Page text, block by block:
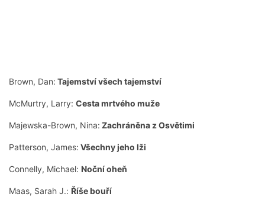
Brown, Dan: Tajemství všech tajemství
McMurtry, Larry: Cesta mrtvého muže
Majewska-Brown, Nina: Zachráněna z Osvětimi
Patterson, James: Všechny jeho lži
Connelly, Michael: Noční oheň
Maas, Sarah J.: Říše bouří